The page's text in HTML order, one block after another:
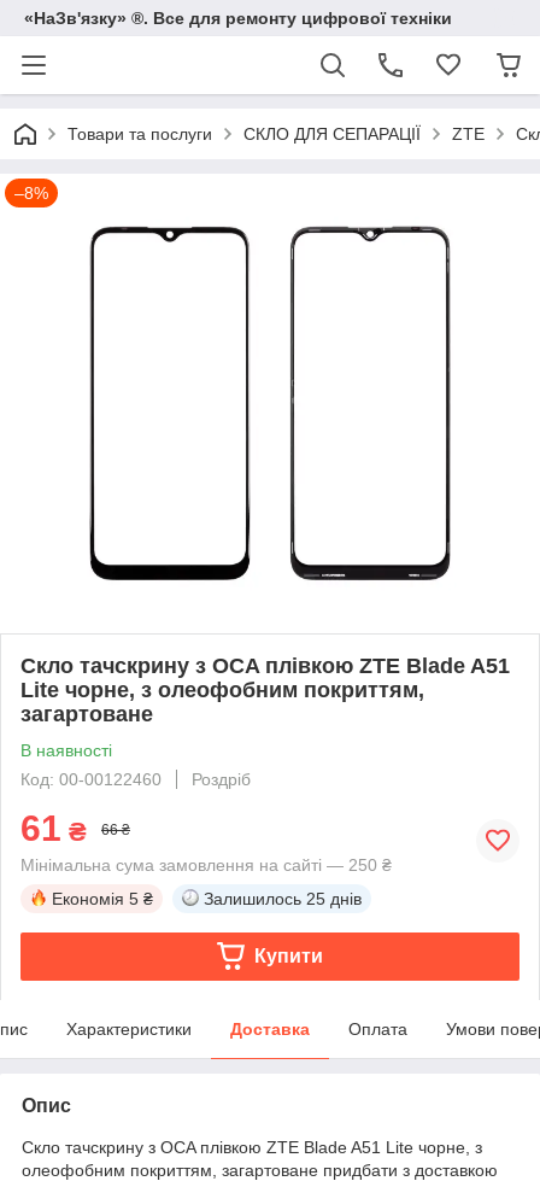
«НаЗв'язку» ®. Все для ремонту цифрової техніки
Товари та послуги СКЛО ДЛЯ СЕПАРАЦІЇ ZTE
–8%
Скло тачскрину з OCA плівкою ZTE Blade A51
Lite чорне, з олеофобним покриттям,
загартоване
В наявності
Код: 00-00122460
Роздріб
61 ₴ 66 ₴
Мінімальна сума замовлення на сайті — 250 ₴
Економія 5 ₴ Залишилось 25 днів
Купити
Характеристики Доставка Оплата Умови
Опис
Скло тачскрину з OCA плівкою ZTE Blade A51 Lite чорне, з
олеофобним покриттям, загартоване придбати з доставкою